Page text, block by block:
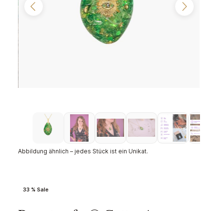
Abbildung ähnlich – jedes Stück ist ein Unikat.
33 % Sale